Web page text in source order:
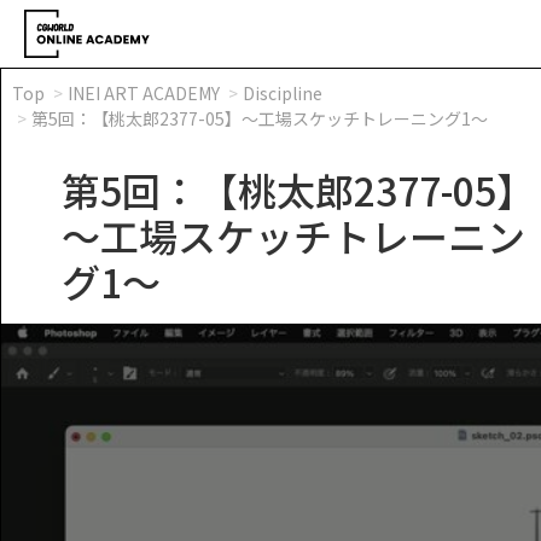
Top INEI ART ACADEMY
Discipline
第5回：【桃太郎2377-05】～工場スケッチトレーニング1～
第5回：【桃太郎2377-05】
～工場スケッチトレーニン
グ1～